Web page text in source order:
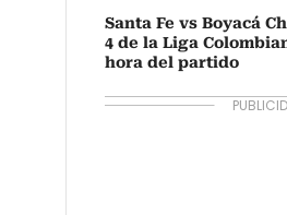
Santa Fe vs Boyacá
4 de la Liga
hora del partido